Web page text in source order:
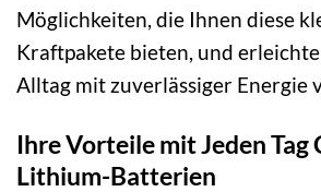
Möglichkeiten, die Ihnen diese
Kraftpakete bieten, und
Alltag mit zuverlässiger Energie
Ihre Vorteile mit Jeden Tag
Lithium-Batterien